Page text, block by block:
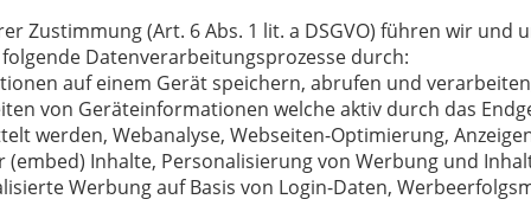
Zustimmung (Art. 6 Abs. 1 lit. a DSGVO) führen wir und
Datenverarbeitungsprozesse durch:
auf einem Gerät speichern, abrufen und
von Geräteinformationen welche aktiv durch das
werden, Webanalyse, Webseiten-Optimierung,
(embed) Inhalte, Personalisierung von Werbung und
Werbung auf Basis von Login-Daten,
Idyllische und harmonische
Großfamilie – nur ein nicht
erreichbares Klischee?
ist meist
zu
nun alle
geräumt
das nicht die